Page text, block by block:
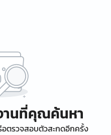
านที่คุณค้นหา
ตรวจสอบตัวสะกดอีกครั้ง